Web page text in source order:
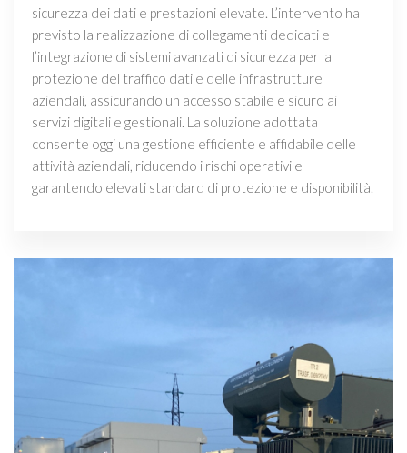
sicurezza dei dati e prestazioni elevate. L’intervento ha
previsto la realizzazione di collegamenti dedicati e
l’integrazione di sistemi avanzati di sicurezza per la
protezione del traffico dati e delle infrastrutture
aziendali, assicurando un accesso stabile e sicuro ai
servizi digitali e gestionali. La soluzione adottata
consente oggi una gestione efficiente e affidabile delle
attività aziendali, riducendo i rischi operativi e
garantendo elevati standard di protezione e disponibilità.